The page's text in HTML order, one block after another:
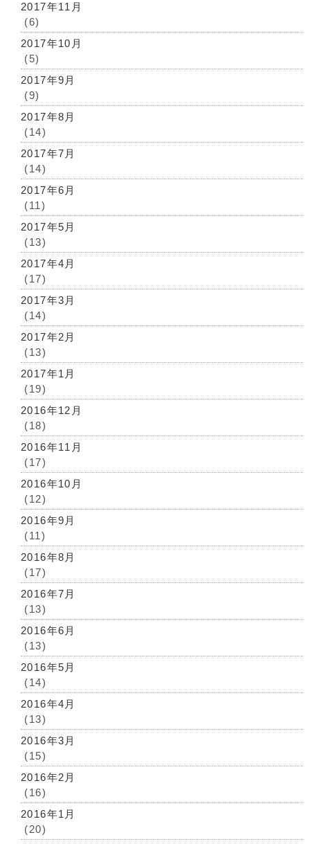
2017年11月
(6)
2017年10月
(5)
2017年9月
(9)
2017年8月
(14)
2017年7月
(14)
2017年6月
(11)
2017年5月
(13)
2017年4月
(17)
2017年3月
(14)
2017年2月
(13)
2017年1月
(19)
2016年12月
(18)
2016年11月
(17)
2016年10月
(12)
2016年9月
(11)
2016年8月
(17)
2016年7月
(13)
2016年6月
(13)
2016年5月
(14)
2016年4月
(13)
2016年3月
(15)
2016年2月
(16)
2016年1月
(20)